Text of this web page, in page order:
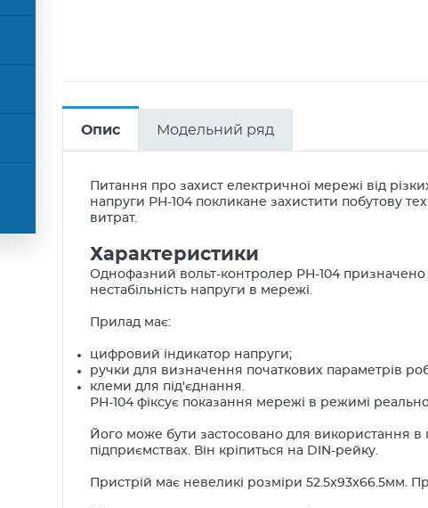
Опис Модельний ряд
Питання про захист електричної мережі від
напруги РН-104 покликане захистити побутову
витрат.
Характеристики
Однофазний вольт-контролер РН-104 призначено
нестабільність напруги в мережі.
Прилад має:
цифровий індикатор напруги;
ручки для визначення початкових параметрів
клеми для під'єднання.
РН-104 фіксує показання мережі в режимі
Його може бути застосовано для використання
підприємствах. Він кріпиться на DIN-рейку.
Пристрій має невеликі розміри 52.5x93x66.5мм.